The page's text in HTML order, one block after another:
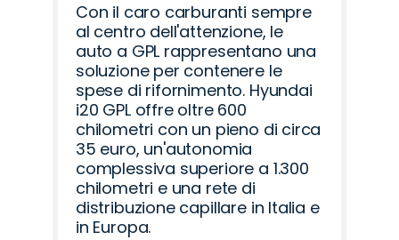
Con il caro carburanti sempre
al centro dell'attenzione, le
auto a GPL rappresentano una
soluzione per contenere le
spese di rifornimento. Hyundai
i20 GPL offre oltre 600
chilometri con un pieno di circa
35 euro, un'autonomia
complessiva superiore a 1.300
chilometri e una rete di
distribuzione capillare in Italia e
in Europa.